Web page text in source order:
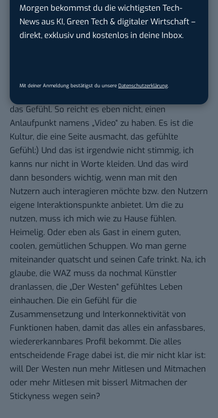
Morgen bekommst du die wichtigsten Tech-
News aus KI, Green Tech & digitaler Wirtschaft –
direkt, exklusiv und kostenlos in deine Inbox.
Mit deiner Anmeldung bestätigst du unsere Datenschutzerklärung.
nicht wirklich schaffen wird. Es ist trotz allem -eben
den o.g. Punkten wie Geomappping, Blogging,
Tagging- ein 08/15 Auftritt einer regionalen
klappt. Denn jeder einzelne Hauptnavigationspunkt
kommt recht gesichtlos daher, irgendwie fehlt mir
das Gefühl. So reicht es eben nicht, einen
Anlaufpunkt namens „Video“ zu haben. Es ist die
Kultur, die eine Seite ausmacht, das gefühlte
Gefühl:) Und das ist irgendwie nicht stimmig, ich
kanns nur nicht in Worte kleiden. Und das wird
dann besonders wichtig, wenn man mit den
Nutzern auch interagieren möchte bzw. den Nutzern
eigene Interaktionspunkte anbietet. Um die zu
nutzen, muss ich mich wie zu Hause fühlen.
Heimelig. Oder eben als Gast in einem guten,
coolen, gemütlichen Schuppen. Wo man gerne
miteinander quatscht und seinen Cafe trinkt. Na, ich
glaube, die WAZ muss da nochmal Künstler
dranlassen, die „Der Westen“ gefühltes Leben
einhauchen. Die ein Gefühl für die
Zusammensetzung und Interkonnektivität von
Funktionen haben, damit das alles ein anfassbares,
wiedererkannbares Profil bekommt. Die alles
entscheidende Frage dabei ist, die mir nicht klar ist:
will Der Westen nun mehr Mitlesen und Mitmachen
oder mehr Mitlesen mit bisserl Mitmachen der
Stickyness wegen sein?